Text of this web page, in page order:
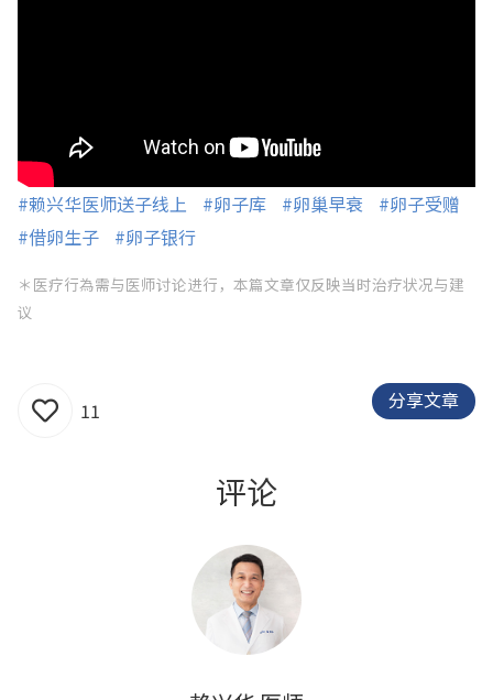
#赖兴华医师送子线上 #卵子库 #卵巢早衰
#卵子受赠
#借卵生子
#卵子银行
＊医疗行為需与医师讨论进行，本篇文章仅反映当时治疗状况与建
议
11 分享文章
评论